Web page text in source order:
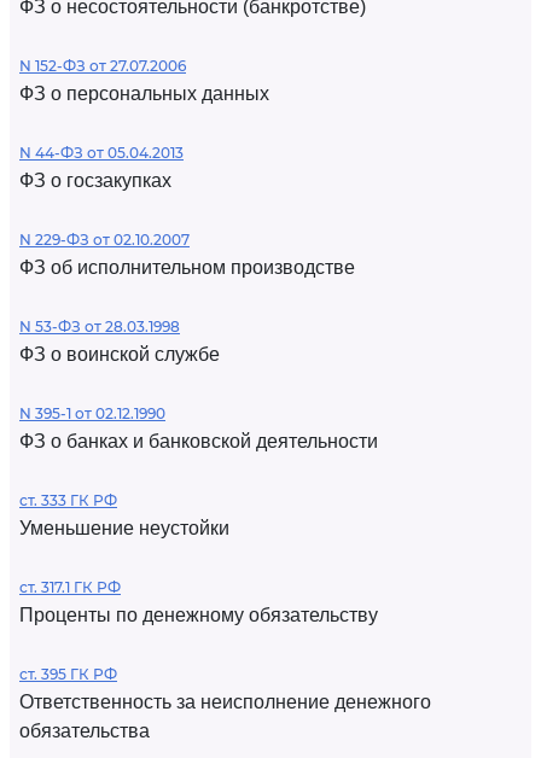
ФЗ о несостоятельности (банкротстве)
N 152-ФЗ от 27.07.2006
ФЗ о персональных данных
N 44-ФЗ от 05.04.2013
ФЗ о госзакупках
N 229-ФЗ от 02.10.2007
ФЗ об исполнительном производстве
N 53-ФЗ от 28.03.1998
ФЗ о воинской службе
N 395-1 от 02.12.1990
ФЗ о банках и банковской деятельности
ст. 333 ГК РФ
Уменьшение неустойки
ст. 317.1 ГК РФ
Проценты по денежному обязательству
ст. 395 ГК РФ
Ответственность за неисполнение денежного
обязательства